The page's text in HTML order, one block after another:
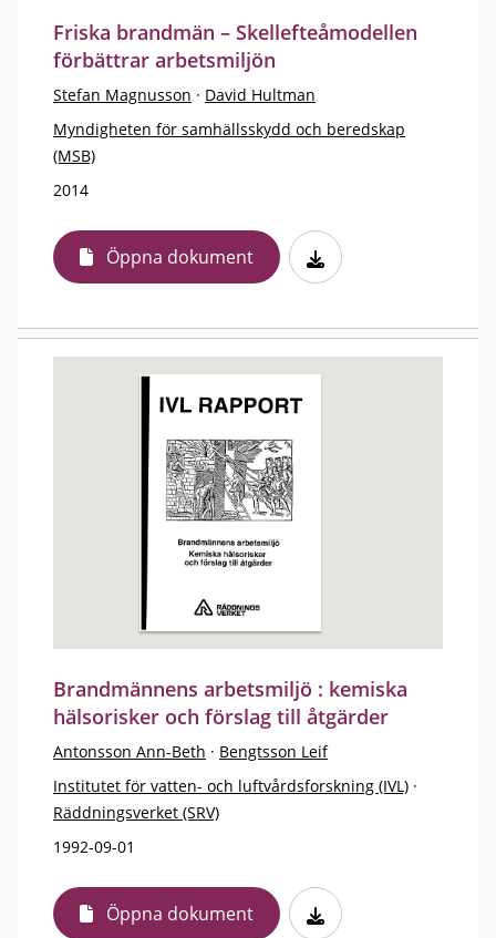
Friska brandmän – Skellefteåmodellen
förbättrar arbetsmiljön
Stefan Magnusson · David Hultman
Myndigheten för samhällsskydd och beredskap
(MSB)
2014
Öppna dokument
Brandmännens arbetsmiljö : kemiska
hälsorisker och förslag till åtgärder
Antonsson Ann-Beth · Bengtsson Leif
Institutet för vatten- och luftvårdsforskning (IVL) ·
Räddningsverket (SRV)
1992-09-01
Öppna dokument